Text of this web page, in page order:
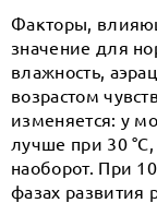
Факторы,
значение для
влажность,
возрастом
изменяется: у
лучше при 30
наоборот. При
фазах развития